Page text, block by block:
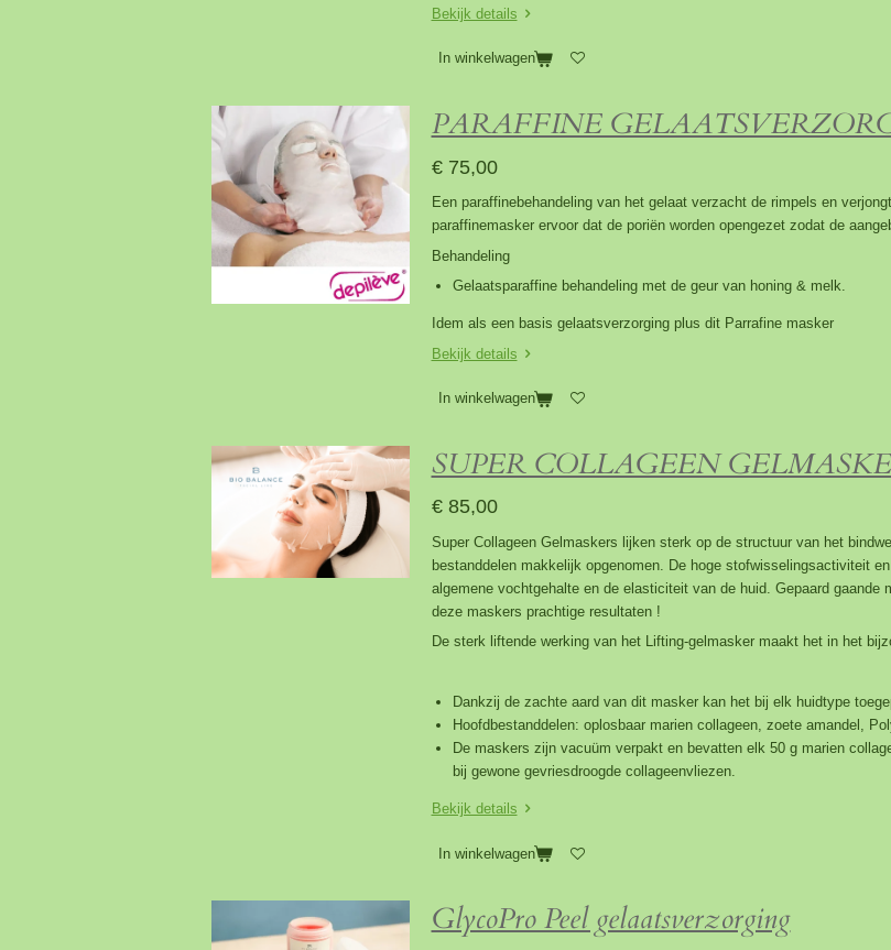
Bekijk details
In winkelwagen
PARAFFINE
€ 75,00
Een paraffinebehandeling van het gelaat verzacht de rimpels en
paraffinemasker ervoor dat de poriën worden opengezet zodat de
Behandeling
Gelaatsparaffine behandeling met de geur van honing & melk.
Idem als een basis gelaatsverzorging plus dit Parrafine masker
Bekijk details
In winkelwagen
SUPER COLLAGEEN
€ 85,00
Super Collageen Gelmaskers lijken sterk op de structuur van het
bestanddelen makkelijk opgenomen. De hoge stofwisselingsactiviteit
algemene vochtgehalte en de elasticiteit van de huid. Gepaard
deze maskers prachtige resultaten !
De sterk liftende werking van het Lifting-gelmasker maakt het in het
Dankzij de zachte aard van dit masker kan het bij elk huidtype
Hoofdbestanddelen: oplosbaar marien collageen, zoete amandel,
De maskers zijn vacuüm verpakt en bevatten elk 50 g marien
bij gewone gevriesdroogde collageenvliezen.
Bekijk details
In winkelwagen
GlycoPro Peel gelaatsverzorging